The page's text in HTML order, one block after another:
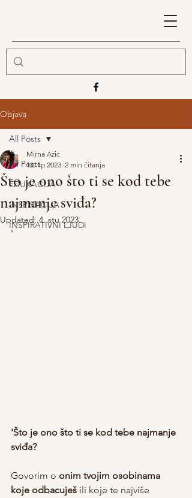
Objava
All Posts
EDUKACIJA
INSPIRACIJA
INSPIRATIVNI LJUDI
All Posts
Što je ono što ti se kod tebe
najmanje sviđa?
Mirna Azic
12. lip 2023. 2 min čitanja
Updated:4. stu 2023.
'
'Što je ono što ti se kod tebe najmanje
sviđa?
Govorim o onim tvojim osobinama
koje odbacuješ ili koje te najviše